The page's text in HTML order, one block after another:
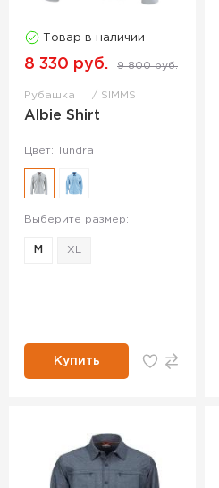
Товар в наличии
8 330 руб. 9 800 руб.
Рубашка SIMMS
Albie Shirt
Цвет: Tundra
Выберите размер:
M XL
Купить